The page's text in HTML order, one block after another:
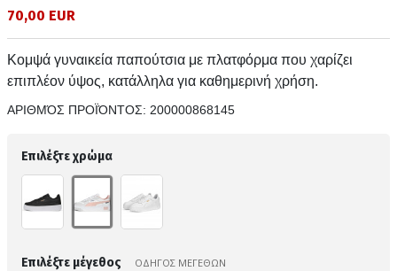
70,00 EUR
Κομψά γυναικεία παπούτσια με πλατφόρμα που χαρίζει
επιπλέον ύψος, κατάλληλα για καθημερινή χρήση.
ΑΡΙΘΜΌΣ ΠΡΟΪΌΝΤΟΣ: 200000868145
Επιλέξτε χρώμα
Επιλέξτε μέγεθος ΟΔΗΓΟΣ ΜΕΓΕΘΩΝ